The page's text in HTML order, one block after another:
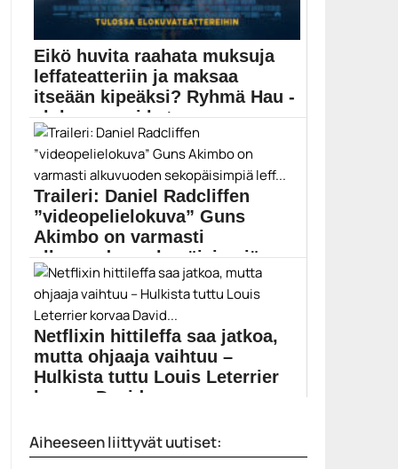
Eikö huvita raahata muksuja
leffateatteriin ja maksaa
itseään kipeäksi? Ryhmä Hau -
elokuvan voi kats...
Yli 100 000 katsojaa Suomessa kerännyt Ryhmä Hau...
Elokuvauutiset
Traileri: Daniel Radcliffen
”videopelielokuva” Guns
Akimbo on varmasti
alkuvuoden sekopäisimpiä
leff...
Daniel Radcliffen uusi elokuva Guns Akimbo näyttää
ilahduttavan...
Daniel Radcliffe
Netflixin hittileffa saa jatkoa,
mutta ohjaaja vaihtuu –
Hulkista tuttu Louis Leterrier
korvaa David...
on yhä tekeillä. Variety...
Bright
Aiheeseen liittyvät uutiset: